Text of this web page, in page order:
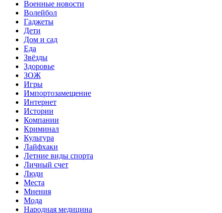
Военные новости
Волейбол
Гаджеты
Дети
Дом и сад
Еда
Звёзды
Здоровье
ЗОЖ
Игры
Импортозамещение
Интернет
Истории
Компании
Криминал
Культура
Лайфхаки
Летние виды спорта
Личный счет
Люди
Места
Мнения
Мода
Народная медицина